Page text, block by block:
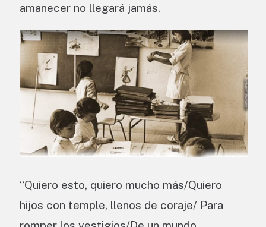
amanecer no llegará jamás.
“Quiero esto, quiero mucho más/Quiero
hijos con temple, llenos de coraje/ Para